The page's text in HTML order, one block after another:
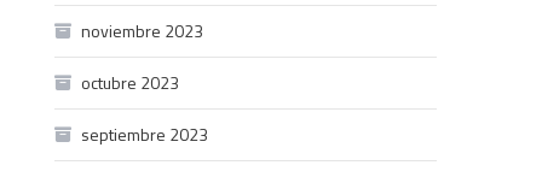
noviembre 2023
octubre 2023
septiembre 2023